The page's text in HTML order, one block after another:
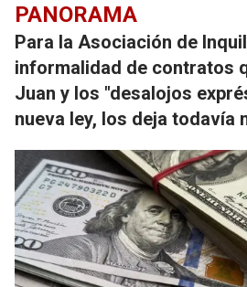
PANORAMA
Para la Asociación de
informalidad de contratos
Juan y los "desalojos
nueva ley, los deja todavía